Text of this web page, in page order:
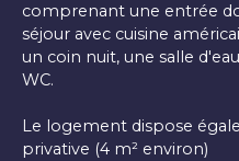
comprenant une entrée
séjour avec cuisine
un coin nuit, une salle
WC.
Le logement dispose
privative (4 m² environ)